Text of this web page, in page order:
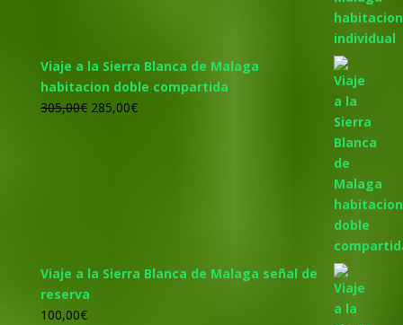
Viaje a la Sierra Blanca de Malaga
habitacion doble compartida
305,00€ El
285,00€El
Viaje a la Sierra Blanca de Malaga señal de
reserva
100,00€